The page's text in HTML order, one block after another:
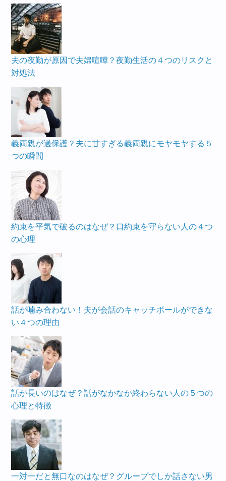
夫の夜勤が原因で夫婦喧嘩？夜勤生活の４つのリスクと
対処法
義両親が過保護？夫に甘すぎる義両親にモヤモヤする５
つの瞬間
約束を平気で破るのはなぜ？口約束を守らない人の４つ
の心理
話が噛み合わない！夫が会話のキャッチボールができな
い４つの理由
話が長いのはなぜ？話がなかなか終わらない人の５つの
心理と特徴
一対一だと無口なのはなぜ？グループでしか話さない男